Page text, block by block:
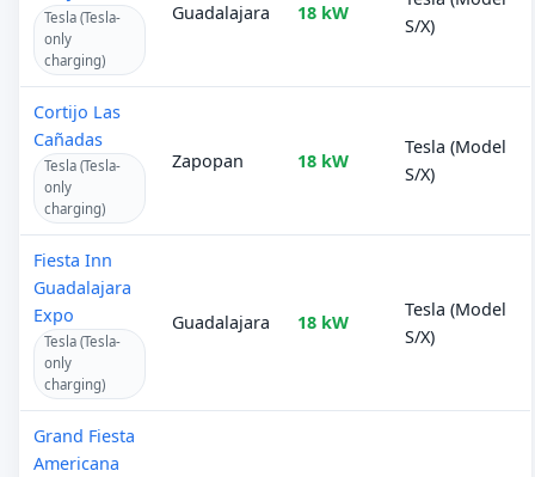
Tesla (Tesla-
only
charging)
Guadalajara 18 kW
S/X)
Cortijo Las
Cañadas
Tesla (Tesla-
only
charging)
Zapopan 18 kW
Tesla (Model
S/X)
Fiesta Inn
Guadalajara
Expo
Tesla (Tesla-
only
charging)
Guadalajara 18 kW
Tesla (Model
S/X)
Grand Fiesta
Americana